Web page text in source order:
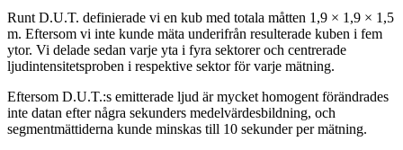
Runt D.U.T. definierade vi en kub med totala måtten 1,9 × 1,9 × 1,5
m. Eftersom vi inte kunde mäta underifrån resulterade kuben i fem
ytor. Vi delade sedan varje yta i fyra sektorer och centrerade
ljudintensitetsproben i respektive sektor för varje mätning.
Eftersom D.U.T.:s emitterade ljud är mycket homogent förändrades
inte datan efter några sekunders medelvärdesbildning, och
segmentmättiderna kunde minskas till 10 sekunder per mätning.